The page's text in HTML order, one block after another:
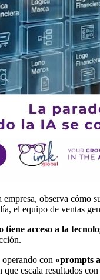
observa cómo
el equipo de ventas
tiene acceso a la
operando con «prompts
escala resultados